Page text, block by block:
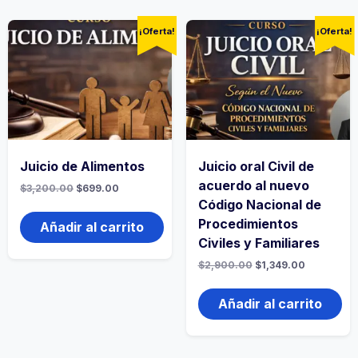
¡Oferta!
Juicio de Alimentos
$3,200.00 El
original
era:
$3,200.00.
$699.00
actual
es:
$699.00.
Añadir al carrito
¡Oferta!
Juicio oral Civil de
acuerdo al nuevo
Código Nacional de
Procedimientos
Civiles y Familiares
$2,900.00 El
original
era:
$2,900.00.
$1,349.00El
actual
es:
$1,349.00.
Añadir al carrito